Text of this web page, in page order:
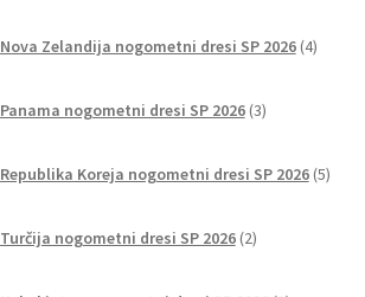
Nova Zelandija nogometni dresi SP 2026 4izdelki
Panama nogometni dresi SP 2026 3izdelki
Republika Koreja nogometni dresi SP 2026 5
Turčija nogometni dresi SP 2026 2izdelka